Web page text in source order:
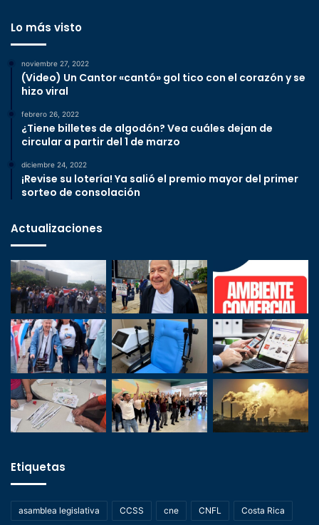
Lo más visto
noviembre 27, 2022
(Video) Un Cantor «cantó» gol tico con el corazón y se
hizo viral
febrero 26, 2022
¿Tiene billetes de algodón? Vea cuáles dejan de
circular a partir del 1 de marzo
diciembre 24, 2022
¡Revise su lotería! Ya salió el premio mayor del primer
sorteo de consolación
Actualizaciones
Etiquetas
asamblea legislativa CCSS cne CNFL Costa Rica